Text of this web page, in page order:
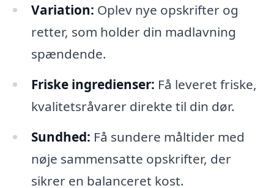
Variation: Oplev nye opskrifter og
retter, som holder din madlavning
spændende.
Friske ingredienser: Få leveret friske,
kvalitetsråvarer direkte til din dør.
Sundhed: Få sundere måltider med
nøje sammensatte opskrifter, der
sikrer en balanceret kost.